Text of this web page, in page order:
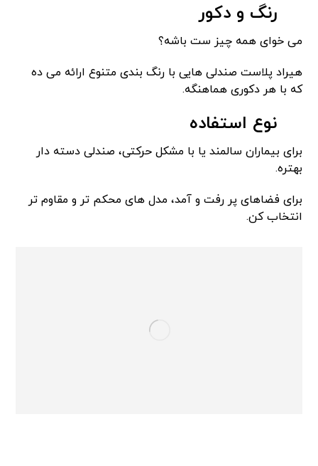
رنگ و دکور
می خوای همه چیز ست باشه؟
هیراد پلاست صندلی هایی با رنگ بندی متنوع ارائه می ده
که با هر دکوری هماهنگه.
نوع استفاده
برای بیماران سالمند یا با مشکل حرکتی، صندلی دسته دار
بهتره.
برای فضاهای پر رفت و آمد، مدل های محکم تر و مقاوم تر
انتخاب کن.